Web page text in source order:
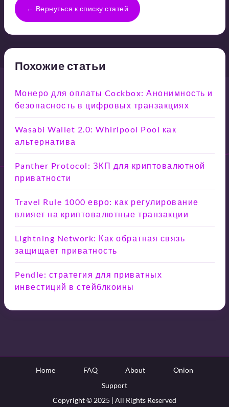
← Вернуться к списку статей
Похожие статьи
Монеро для оплаты Cockbox: Анонимность и
безопасность в цифровых транзакциях
Wasabi Wallet 2.0: Whirlpool Pool как
альтернатива
Panther Protocol: ЗКП для криптовалютной
приватности
Travel Rule 1000 евро: как регулирование
влияет на криптовалютные транзакции
Lightning Network: Как обратная связь
защищает приватность
Pendle: стратегия для приватных
инвестиций в стейблкоины
Home FAQ About
Onion
Support
Copyright © 2025 | All Rights Reserved